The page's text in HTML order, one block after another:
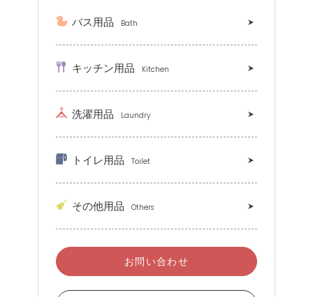
バス用品 Bath
キッチン用品 Kitchen
洗濯用品 Laundry
トイレ用品 Toilet
その他用品 Others
お問い合わせ